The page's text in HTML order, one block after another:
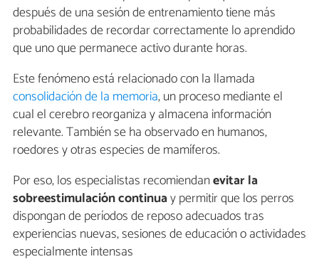
después de una sesión de entrenamiento tiene más
probabilidades de recordar correctamente lo aprendido
que uno que permanece activo durante horas.
Este fenómeno está relacionado con la llamada
consolidación de la memoria, un proceso mediante el
cual el cerebro reorganiza y almacena información
relevante. También se ha observado en humanos,
roedores y otras especies de mamíferos.
Por eso, los especialistas recomiendanevitar la
sobreestimulación continuay permitir que los perros
dispongan de períodos de reposo adecuados tras
experiencias nuevas, sesiones de educación o actividades
especialmente intensas